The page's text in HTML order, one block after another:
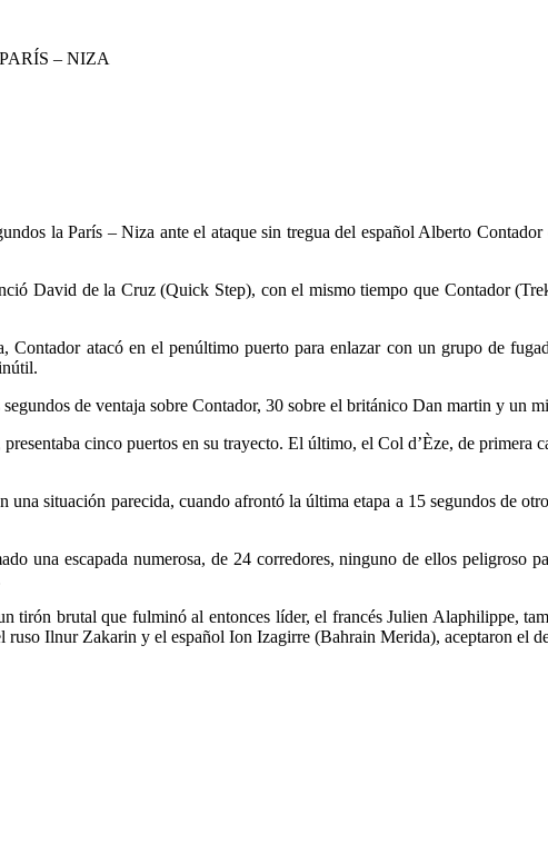
la París – Niza ante el ataque sin tregua del español Alberto
David de la Cruz (Quick Step), con el mismo tiempo que Contador
Contador atacó en el penúltimo puerto para enlazar con un grupo de
de ventaja sobre Contador, 30 sobre el británico Dan martin y un
cinco puertos en su trayecto. El último, el Col d’Èze, de
una situación parecida, cuando afrontó la última etapa a 15 segundos de
una escapada numerosa, de 24 corredores, ninguno de ellos peligroso
tirón brutal que fulminó al entonces líder, el francés Julien Alaphilippe,
Ilnur Zakarin y el español Ion Izagirre (Bahrain Merida), aceptaron el